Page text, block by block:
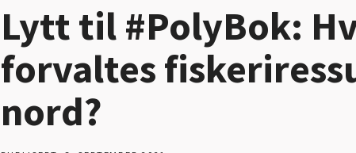
Lytt til #PolyBok:
forvaltes
nord?